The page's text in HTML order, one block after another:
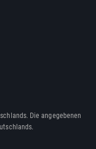
Die angegebenen